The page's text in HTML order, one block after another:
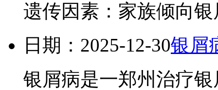
遗传因素：家族倾向银
日期：2025-12-30银屑
银屑病是一郑州治疗